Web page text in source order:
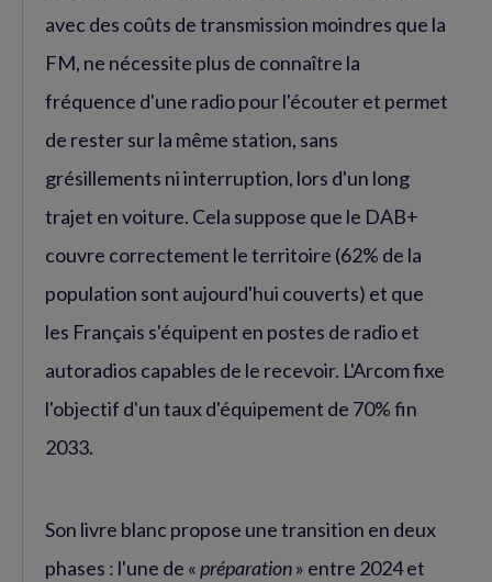
avec des coûts de transmission moindres que la
FM, ne nécessite plus de connaître la
fréquence d'une radio pour l'écouter et permet
de rester sur la même station, sans
grésillements ni interruption, lors d'un long
trajet en voiture. Cela suppose que le DAB+
couvre correctement le territoire (62% de la
population sont aujourd'hui couverts) et que
les Français s'équipent en postes de radio et
autoradios capables de le recevoir. L'Arcom fixe
l'objectif d'un taux d'équipement de 70% fin
2033.
Son livre blanc propose une transition en deux
phases : l'une de «préparation» entre 2024 et